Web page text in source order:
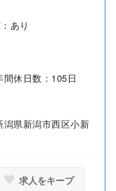
あり
休日数：105日
県新潟市西区小新
求人をキープ